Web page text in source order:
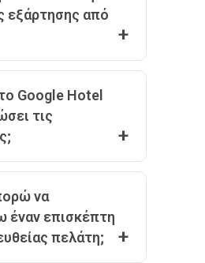
εξάρτησης από
Google Hotel
τις
να
έναν επισκέπτη
πελάτη;